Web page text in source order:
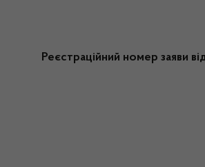
Реєстраційний номер заяви